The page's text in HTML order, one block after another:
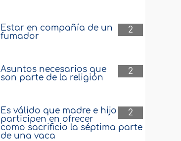
2
Estar en compañía de un
fumador
2
Asuntos necesarios que
son parte de la religión
2
Es válido que madre e hijo
participen en ofrecer
como sacrificio la séptima parte
de una vaca